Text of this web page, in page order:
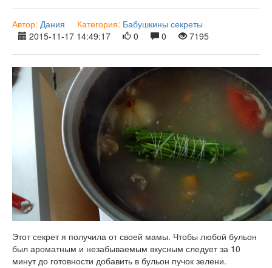
Автор: Дания Категория: Бабушкины секреты
2015-11-17 14:49:17
0 0 7195
Этот секрет я получила от своей мамы. Чтобы любой бульон
был ароматным и незабываемым вкусным следует за 10
минут до готовности добавить в бульон пучок зелени.